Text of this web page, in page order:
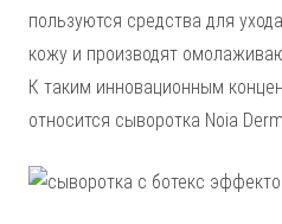
пользуются средства для
кожу и производят
К таким инновационным
относится сыворотка Noia Derm.